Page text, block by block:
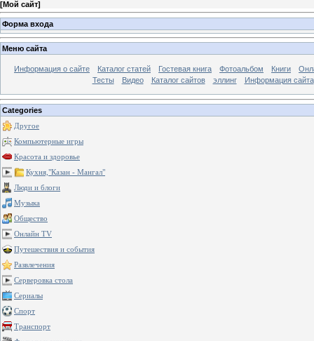
[Мой сайт]
Форма входа
Меню сайта
Информация о сайте Каталог статей Гостевая книга Фотоальбом Книги
Тесты
Видео Каталог сайтов эллинг Информация сайта
Categories
Другое
Компьютерные игры
Красота и здоровье
Кухня,"Казан - Мангал"
Люди и блоги
Музыка
Общество
Онлайн TV
Путешествия и события
Развлечения
Серверовка стола
Сериалы
Спорт
Транспорт